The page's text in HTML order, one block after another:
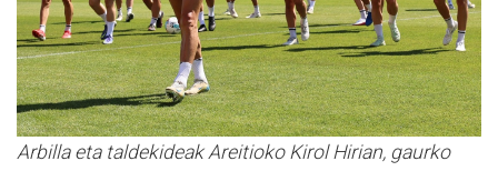
Arbilla eta taldekideak Areitioko Kirol Hirian, gaurko